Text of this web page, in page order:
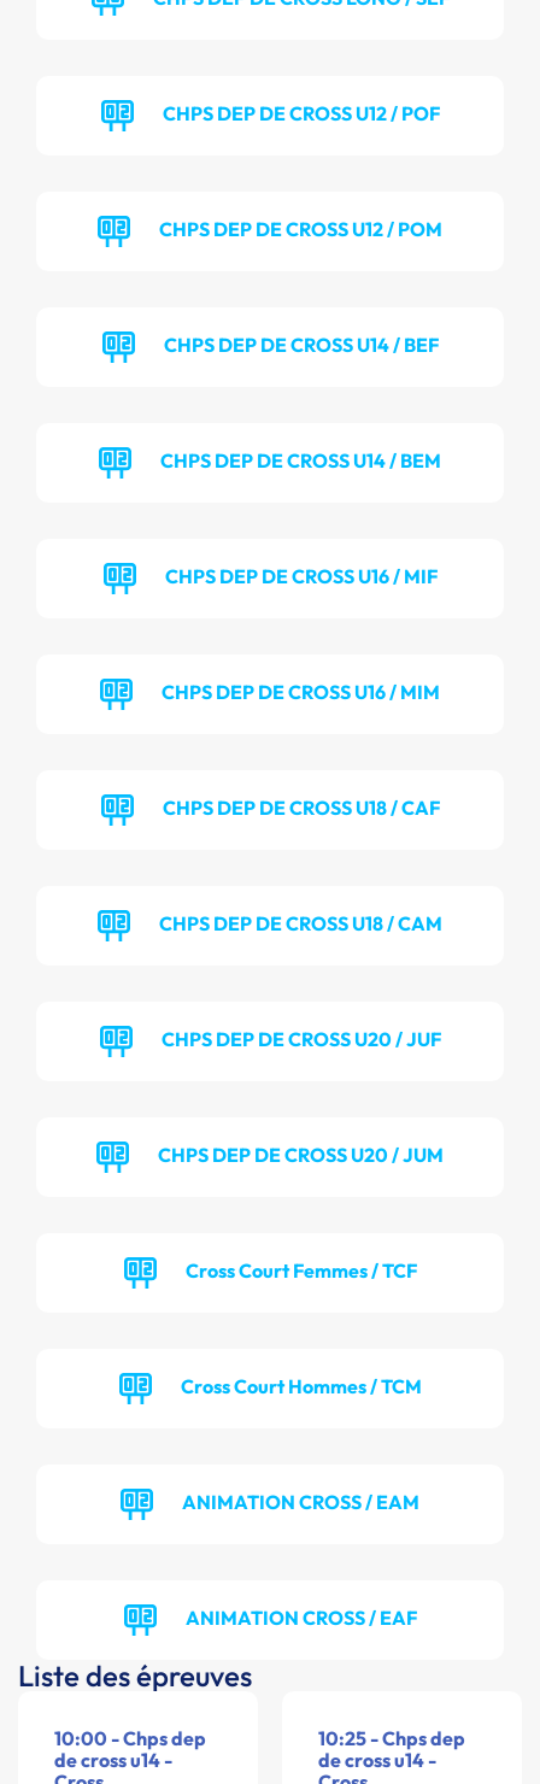
CHPS DEP DE CROSS U12 / POF
CHPS DEP DE CROSS U12 / POM
CHPS DEP DE CROSS U14 / BEF
CHPS DEP DE CROSS U14 / BEM
CHPS DEP DE CROSS U16 / MIF
CHPS DEP DE CROSS U16 / MIM
CHPS DEP DE CROSS U18 / CAF
CHPS DEP DE CROSS U18 / CAM
CHPS DEP DE CROSS U20 / JUF
CHPS DEP DE CROSS U20 / JUM
Cross Court Femmes / TCF
Cross Court Hommes / TCM
ANIMATION CROSS / EAM
ANIMATION CROSS / EAF
Liste des épreuves
10:00 - Chps dep
de cross u14 -
10:25 - Chps dep
de cross u14 -